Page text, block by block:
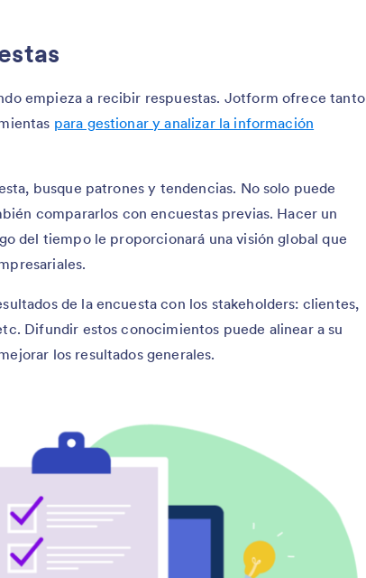
empieza a recibir respuestas. Jotform ofrece tanto
para gestionar y analizar la información
busque patrones y tendencias. No solo puede
compararlos con encuestas previas. Hacer un
del tiempo le proporcionará una visión global que
de la encuesta con los stakeholders: clientes,
Difundir estos conocimientos puede alinear a su
los resultados generales.